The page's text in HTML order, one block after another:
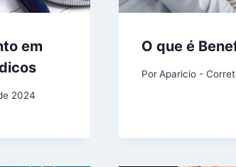
em
2024
O que é
Por Aparicio -